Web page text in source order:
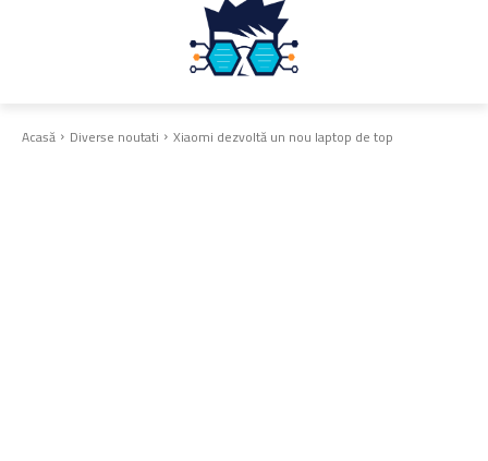
Acasă Diverse noutati Xiaomi dezvoltă un nou laptop de top